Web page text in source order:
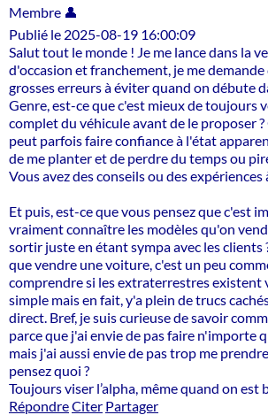
Membre 👤
Publié le 2025-08-19 16:00:09
Salut tout le monde ! Je me lance dans la
d'occasion et franchement, je me
grosses erreurs à éviter quand on débute
Genre, est-ce que c'est mieux de toujours
complet du véhicule avant de le proposer
peut parfois faire confiance à l'état
de me planter et de perdre du temps ou
Vous avez des conseils ou des expériences
Et puis, est-ce que vous pensez que c'est
vraiment connaître les modèles qu'on
sortir juste en étant sympa avec les clients
que vendre une voiture, c'est un peu
comprendre si les extraterrestres existent
simple mais en fait, y'a plein de trucs
direct. Bref, je suis curieuse de savoir
parce que j'ai envie de pas faire n'importe
mais j'ai aussi envie de pas trop me
pensez quoi ?
Toujours viser l’alpha, même quand on est
RépondreCiter Partager